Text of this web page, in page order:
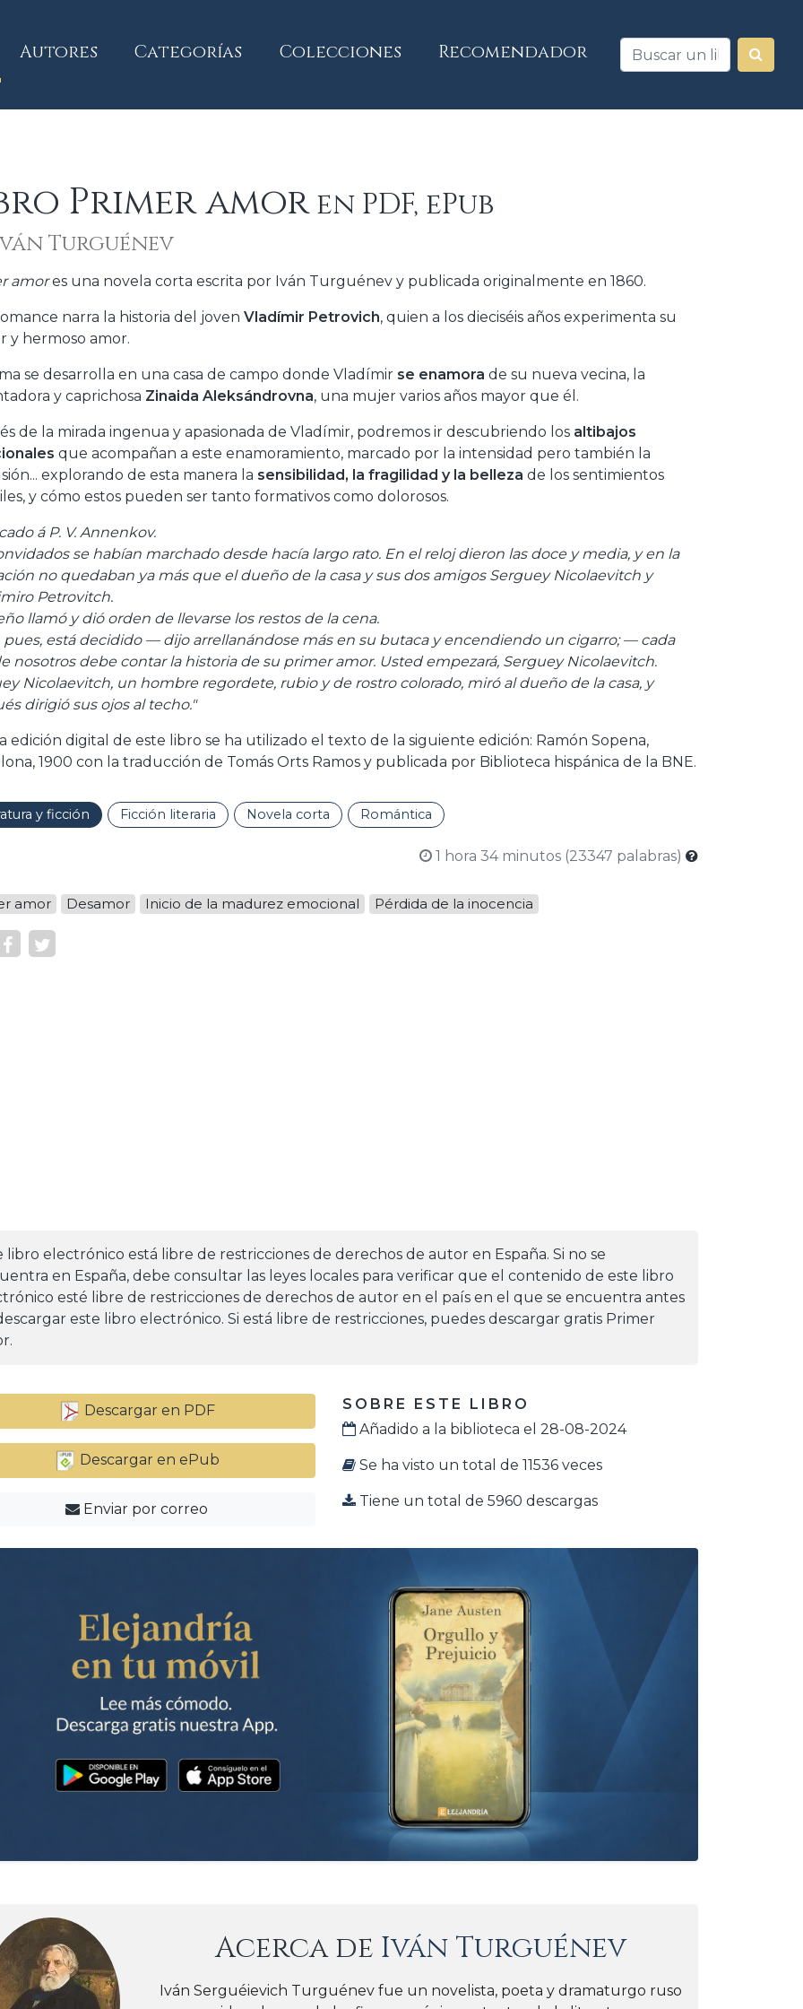
Autores Categorías Colecciones Recomendador
Primer amoren PDF, ePub
Turguénev
amores una novela corta escrita por Iván Turguénev y publicada originalmente en 1860.
narra la historia del joven Vladímir Petrovich, quien a los dieciséis años experimenta su
y hermoso amor.
se desarrolla en una casa de campo donde Vladímir se enamora de su nueva vecina, la
y caprichosa Zinaida Aleksándrovna, una mujer varios años mayor que él.
de la mirada ingenua y apasionada de Vladímir, podremos ir descubriendo los altibajos
que acompañan a este enamoramiento, marcado por la intensidad pero también la
explorando de esta manera la sensibilidad, la fragilidad y la belleza de los sentimientos
y cómo estos pueden ser tanto formativos como dolorosos.
á P. V. Annenkov.
se habían marchado desde hacía largo rato. En el reloj dieron las doce y media, y en la
no quedaban ya más que el dueño de la casa y sus dos amigos Serguey Nicolaevitch y
Petrovitch.
llamó y dió orden de llevarse los restos de la cena.
pues, está decidido — dijo arrellanándose más en su butaca y encendiendo un cigarro; — cada
nosotros debe contar la historia de su primer amor. Usted empezará, Serguey Nicolaevitch.
Nicolaevitch, un hombre regordete, rubio y de rostro colorado, miró al dueño de la casa, y
dirigió sus ojos al techo."
edición digital de este libro se ha utilizado el texto de la siguiente edición: Ramón Sopena,
1900 con la traducción de Tomás Orts Ramos y publicada por Biblioteca hispánica de la BNE.
y ficción Ficción literaria Novela corta Romántica
1 hora 34 minutos (23347 palabras)
amor Desamor Inicio de la madurez emocional Pérdida de la inocencia
libro electrónico está libre de restricciones de derechos de autor en España. Si no se
en España, debe consultar las leyes locales para verificar que el contenido de este libro
esté libre de restricciones de derechos de autor en el país en el que se encuentra antes
este libro electrónico. Si está libre de restricciones, puedes descargar gratis Primer
Descargar en PDF
Descargar en ePub
Enviar por correo
SOBRE ESTE LIBRO
Añadido a la biblioteca el 28-08-2024
Se ha visto un total de 11536 veces
Tiene un total de 5960 descargas
Acerca de Iván Turguénev
Iván Serguéievich Turguénev fue un novelista, poeta y dramaturgo ruso